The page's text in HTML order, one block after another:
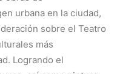
urbana en la ciudad,
sobre el Teatro
más
Logrando el